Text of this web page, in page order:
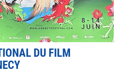
DU FILM